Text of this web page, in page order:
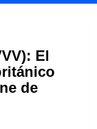
El
de